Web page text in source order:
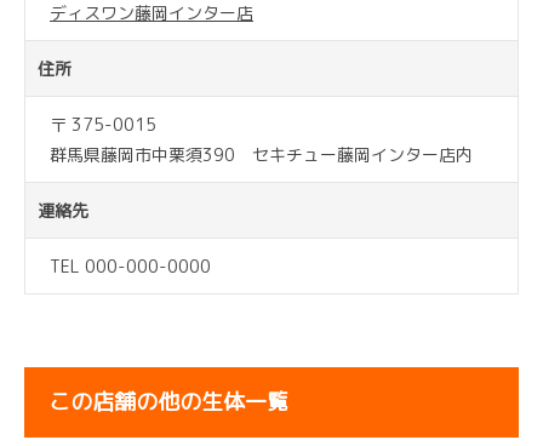
ディスワン藤岡インター店
住所
〒 375-0015
群馬県藤岡市中栗須390 セキチュー藤岡インター店内
連絡先
TEL 000-000-0000
この店舗の他の生体一覧